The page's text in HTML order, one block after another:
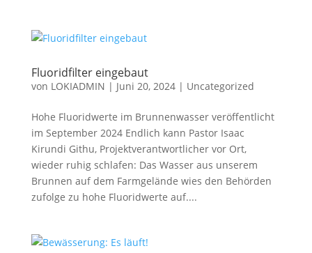
Fluoridfilter eingebaut
von LOKIADMIN | Juni 20, 2024| Uncategorized
Hohe Fluoridwerte im Brunnenwasser veröffentlicht
im September 2024 Endlich kann Pastor Isaac
Kirundi Githu, Projektverantwortlicher vor Ort,
wieder ruhig schlafen: Das Wasser aus unserem
Brunnen auf dem Farmgelände wies den Behörden
zufolge zu hohe Fluoridwerte auf....